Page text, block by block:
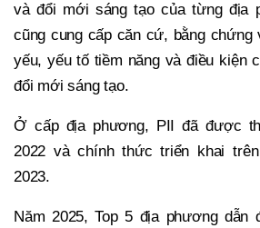
và đổi mới sáng tạo của từng địa
cũng cung cấp căn cứ, bằng chứng
yếu, yếu tố tiềm năng và điều kiện
đổi mới sáng tạo.
Ở cấp địa phương, PII đã được
2022 và chính thức triển khai
2023.
Năm 2025, Top 5 địa phương dẫn